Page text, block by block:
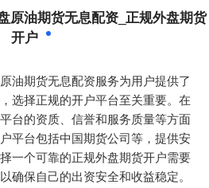
原油期货无息配资_正规外盘期货
开户
油期货无息配资服务为用户提供了
选择正规的开户平台至关重要。在
台的资质、信誉和服务质量等方面
平台包括中国期货公司等，提供安
一个可靠的正规外盘期货开户需要
确保自己的出资安全和收益稳定。